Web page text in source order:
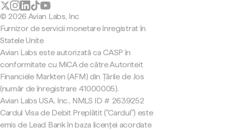
© 2026 Avian Labs, Inc
Furnizor de servicii monetare înregistrat în
Statele Unite
Avian Labs este autorizată ca CASP în
conformitate cu MiCA de către Autoriteit
Financiële Markten (AFM) din Țările de Jos
(număr de înregistrare 41000005).
Avian Labs USA, Inc., NMLS ID # 2639252
Cardul Visa de Debit Preplătit ("Cardul") este
emis de Lead Bank în baza licenței acordate